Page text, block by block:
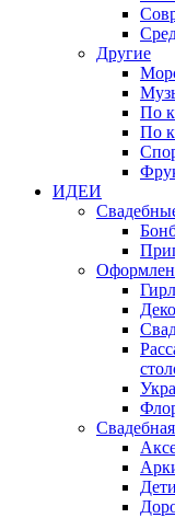
Другие
По
По
ИДЕИ